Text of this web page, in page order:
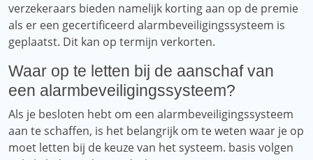
verzekeraars bieden namelijk korting aan op de premie
als er een gecertificeerd alarmbeveiligingssysteem is
geplaatst. Dit kan op termijn verkorten.
Waar op te letten bij de aanschaf van
een alarmbeveiligingssysteem?
Als je besloten hebt om een ​​alarmbeveiligingssysteem
aan te schaffen, is het belangrijk om te weten waar je op
moet letten bij de keuze van het systeem. basis volgen